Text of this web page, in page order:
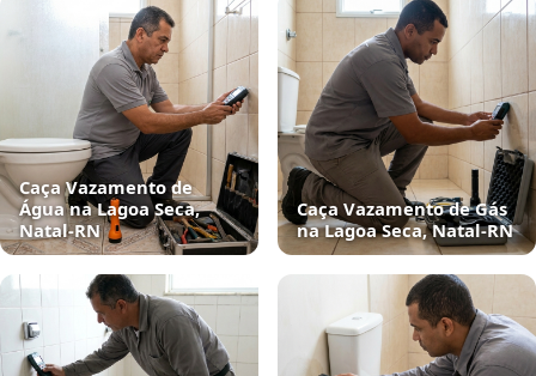
Caça Vazamento de
Água na Lagoa Seca,
Natal‑RN
Caça Vazamento de Gás
na Lagoa Seca, Natal‑RN